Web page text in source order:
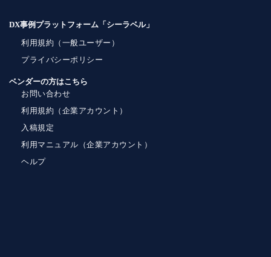
DX事例プラットフォーム「シーラベル」
利用規約（一般ユーザー）
プライバシーポリシー
ベンダーの方はこちら
お問い合わせ
利用規約（企業アカウント）
入稿規定
利用マニュアル（企業アカウント）
ヘルプ